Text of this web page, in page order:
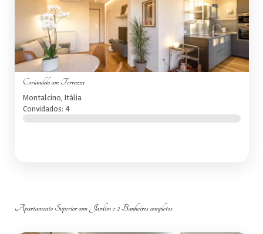
Coriandolo con Terrazza
Montalcino, Itália
Convidados: 4
Apartamento Superior com Jardim e 2 Banheiros completos